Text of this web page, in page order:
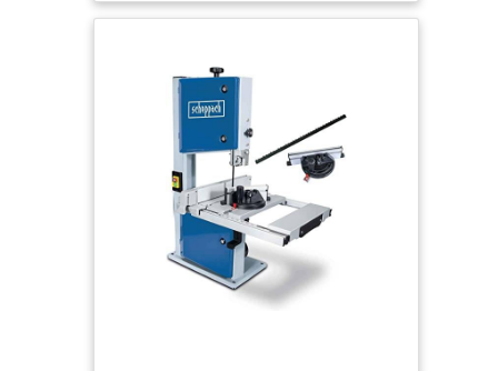
continu jusqu’à 45° garantissant une bonne
largeur maximale de passage de 200 mm